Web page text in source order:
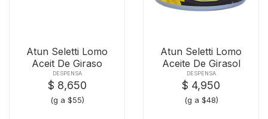
Atun Seletti Lomo
Aceit De Giraso
X80gx3u
DESPENSA
$ 8,650
(g a $55)
Atun Seletti Lomo
Aceite De Girasol
X160g
DESPENSA
$ 4,950
(g a $48)